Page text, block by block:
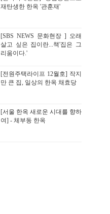
재탄생한 한옥 '관훈재'
[SBS NEWS 문화현장 ] 오래
살고 싶은 집이란...책'집은 그
리움이다.'
[전원주택라이프 12월호] 작지
만 큰 집, 일상의 한옥 채효당
[서울 한옥 새로운 시대를 향하
여] - 체부동 한옥